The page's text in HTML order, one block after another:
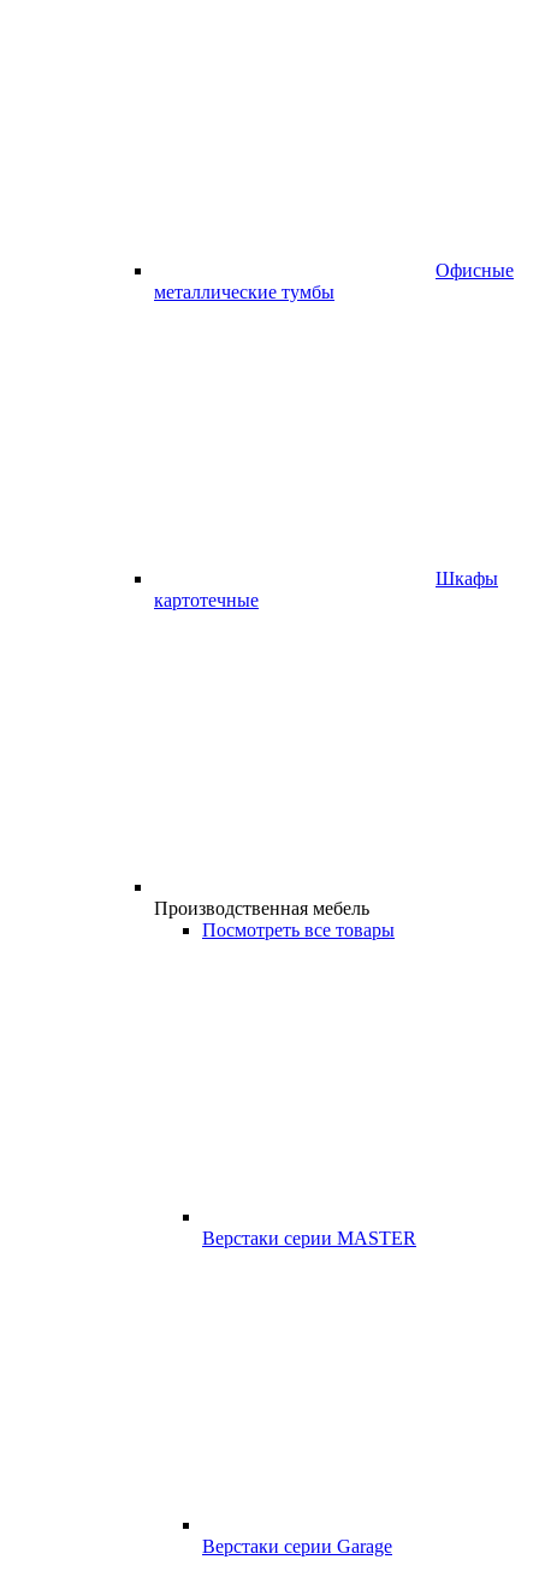
Офисные
металлические тумбы
Шкафы
картотечные
Производственная мебель
Посмотреть все товары
Верстаки серии MASTER
Верстаки серии Garage